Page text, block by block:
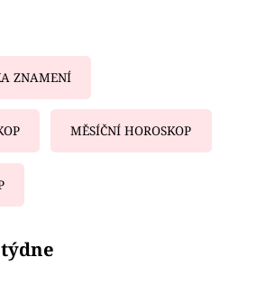
ZNAMENÍ
MĚSÍČNÍ HOROSKOP